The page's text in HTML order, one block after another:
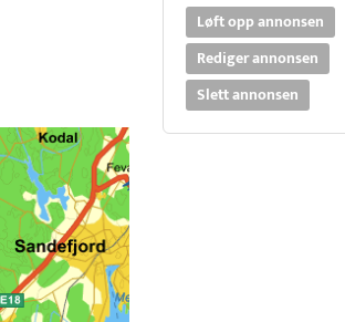
Løft opp annonsen
Rediger annonsen
Slett annonsen